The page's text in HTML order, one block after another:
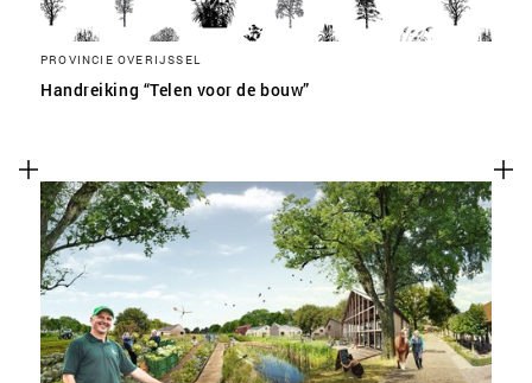
PROVINCIE OVERIJSSEL
Handreiking “Telen voor de bouw”